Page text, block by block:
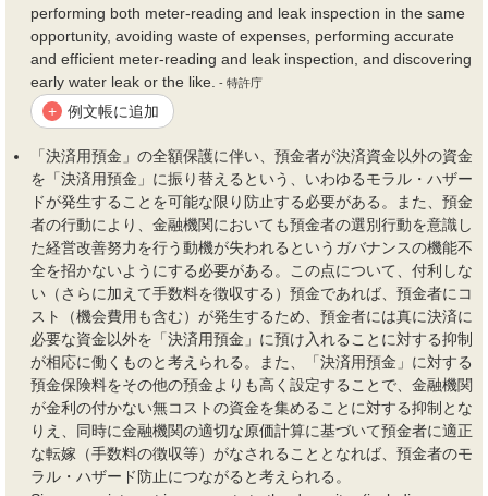
performing both meter-reading and leak inspection in the same
opportunity, avoiding waste of expenses, performing accurate
and efficient meter-reading and leak inspection, and discovering
early water leak or the like. - 特許庁
+ 例文帳に追加
「決済用預金」の全額保護に伴い、預金者が決済資金以外の資金
を「決済用預金」に振り替えるという、いわゆるモラル・ハザー
ドが発生することを可能な限り防止する必要がある。また、預金
者の行動により、金融機関においても預金者の選別行動を意識し
た経営改善努力を行う動機が失われるというガバナンスの機能不
全を招かないようにする必要がある。この点について、付利しな
い（さらに加えて手数料を徴収する）預金であれば、預金者にコ
スト（機会費用 も含む）が発生するため、預金者には真に決済に
必要な資金以外を「決済用預金」に預け入れることに対する抑制
が相応に働くものと考えられる。また、「決済用預金」に対する
預金保険料をその他の預金よりも高く設定することで、金融機関
が金利の付かない無コストの資金を集めることに対する抑制とな
りえ、同時に金融機関の適切な原価計算に基づいて預金者に適正
な転嫁（手数料の徴収等）がなされることとなれば、預金者のモ
ラル・ハザード防止につながると考えられる。